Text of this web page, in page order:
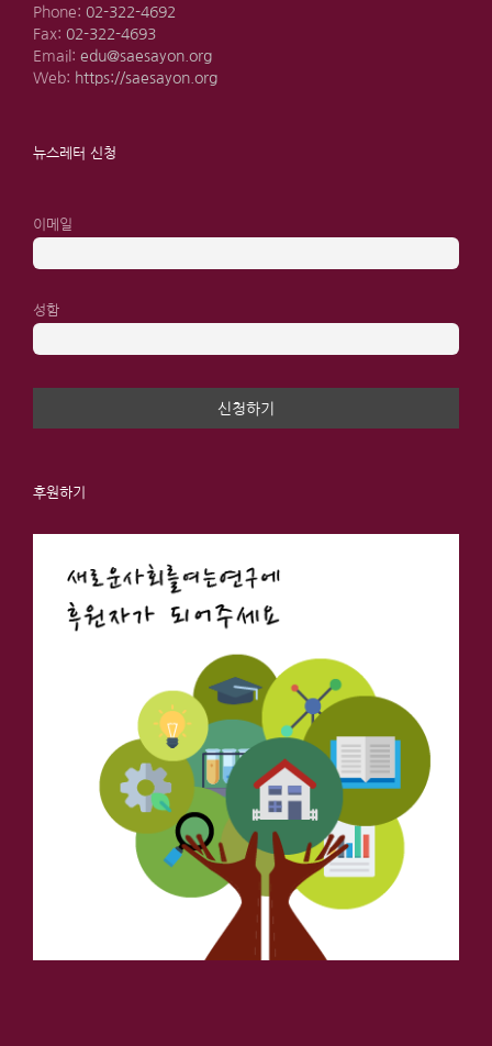
Phone: 02-322-4692
Fax: 02-322-4693
Email: edu@saesayon.org
Web: https://saesayon.org
뉴스레터 신청
이메일
성함
후원하기